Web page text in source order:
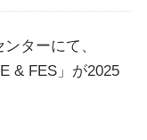
ターにて、
& FES」が2025